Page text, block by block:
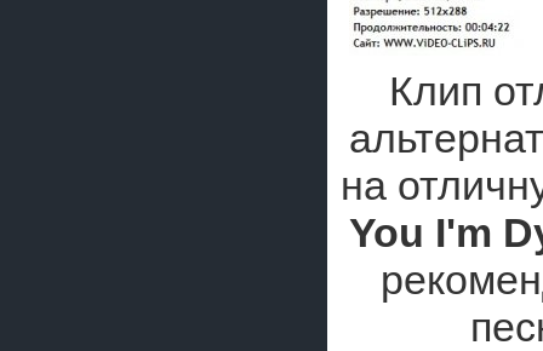
Клип
на
You I'm